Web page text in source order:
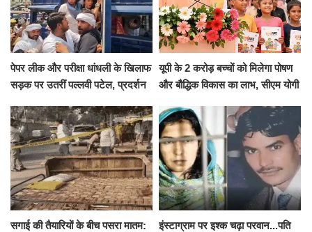
पेपर लीक और परीक्षा धांधली के खिलाफ
सड़क पर उतरीं पल्लवी पटेल, प्रदर्शन
यूपी के 2 करोड़ बच्चों को मिलेगा पोषण
और बौद्धिक विकास का लाभ, सीएम योगी
सगाई की तैयारियों के बीच पसरा मातम: इंस्टाग्राम पर इश्क चढ़ा परवान...पति